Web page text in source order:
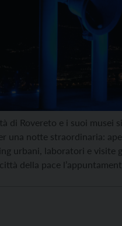
di Rovereto e i suoi musei
una notte straordinaria:
urbani, laboratori e visite
della pace